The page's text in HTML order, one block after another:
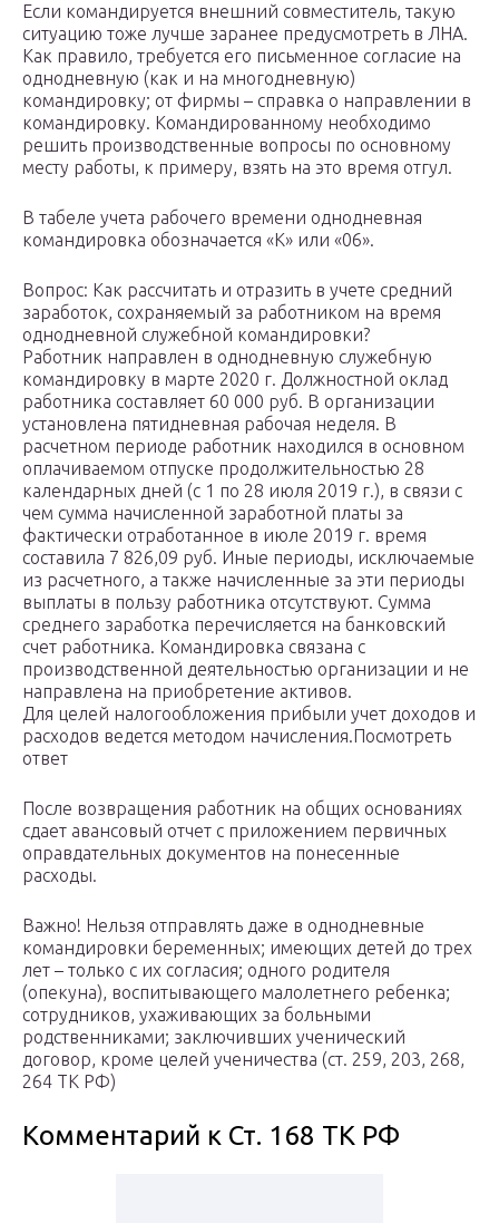
Если командируется внешний совместитель, такую
ситуацию тоже лучше заранее предусмотреть в ЛНА.
Как правило, требуется его письменное согласие на
однодневную (как и на многодневную)
командировку; от фирмы – справка о направлении в
командировку. Командированному необходимо
решить производственные вопросы по основному
месту работы, к примеру, взять на это время отгул.
В табеле учета рабочего времени однодневная
командировка обозначается «К» или «06».
Вопрос: Как рассчитать и отразить в учете средний
заработок, сохраняемый за работником на время
однодневной служебной командировки?
Работник направлен в однодневную служебную
командировку в марте 2020 г. Должностной оклад
работника составляет 60 000 руб. В организации
установлена пятидневная рабочая неделя. В
расчетном периоде работник находился в основном
оплачиваемом отпуске продолжительностью 28
календарных дней (с 1 по 28 июля 2019 г.), в связи с
чем сумма начисленной заработной платы за
фактически отработанное в июле 2019 г. время
составила 7 826,09 руб. Иные периоды, исключаемые
из расчетного, а также начисленные за эти периоды
выплаты в пользу работника отсутствуют. Сумма
среднего заработка перечисляется на банковский
счет работника. Командировка связана с
производственной деятельностью организации и не
направлена на приобретение активов.
Для целей налогообложения прибыли учет доходов и
расходов ведется методом начисления.Посмотреть
ответ
После возвращения работник на общих основаниях
сдает авансовый отчет с приложением первичных
оправдательных документов на понесенные
расходы.
Важно! Нельзя отправлять даже в однодневные
командировки беременных; имеющих детей до трех
лет – только с их согласия; одного родителя
(опекуна), воспитывающего малолетнего ребенка;
сотрудников, ухаживающих за больными
родственниками; заключивших ученический
договор, кроме целей ученичества (ст. 259, 203, 268,
264 ТК РФ)
Комментарий к Ст. 168 ТК РФ